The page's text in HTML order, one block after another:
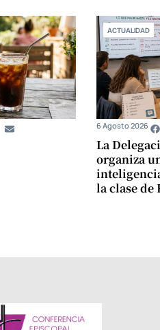
ACTUALIDAD
La
organiza
la clase de
6 Agosto 2026